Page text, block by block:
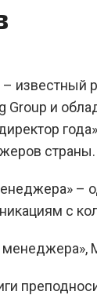
известный
Group и
страны.
–
с